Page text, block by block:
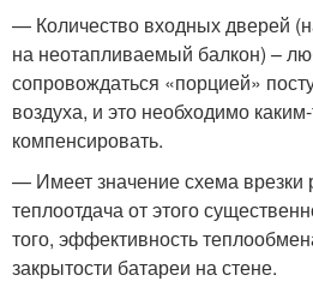
— Количество входных дверей
на неотапливаемый балкон) –
сопровождаться «порцией»
воздуха, и это необходимо
компенсировать.
— Имеет значение схема врезки
теплоотдача от этого
того, эффективность
закрытости батареи на стене.